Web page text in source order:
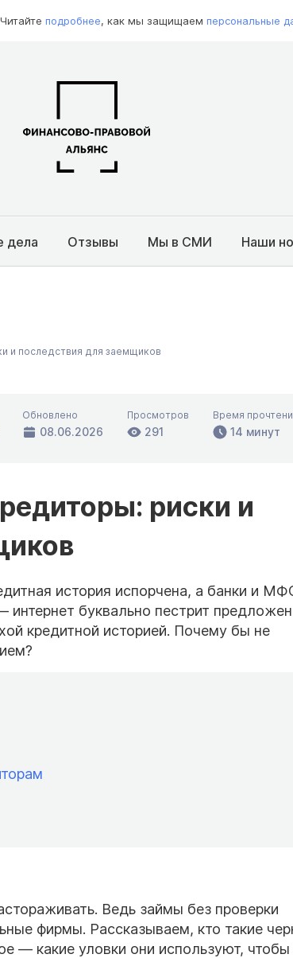
подробнее, как мы защищаем персональные
дела Отзывы Мы в СМИ Наши
и последствия для заемщиков
Обновлено
08.06.2026
Просмотров
291
Время
14 минут
риски и
история испорчена, а банки и
буквально пестрит
кредитной историей. Почему бы не
Ведь займы без проверки
фирмы. Рассказываем, кто такие
— какие уловки они используют, чтобы